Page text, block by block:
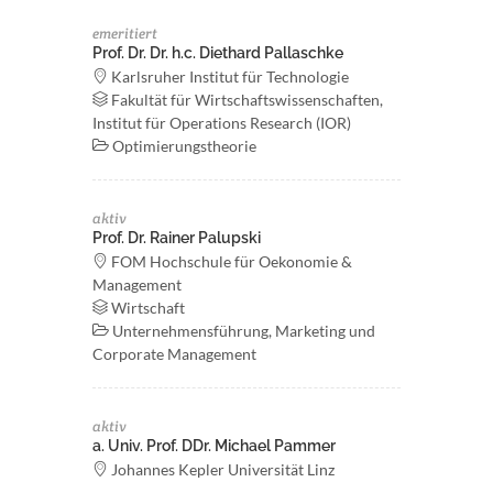
emeritiert
Prof. Dr. Dr. h.c. Diethard Pallaschke
Karlsruher Institut für Technologie
Fakultät für Wirtschaftswissenschaften,
Institut für Operations Research (IOR)
Optimierungstheorie
aktiv
Prof. Dr. Rainer Palupski
FOM Hochschule für Oekonomie &
Management
Wirtschaft
Unternehmensführung, Marketing und
Corporate Management
aktiv
a. Univ. Prof. DDr. Michael Pammer
Johannes Kepler Universität Linz